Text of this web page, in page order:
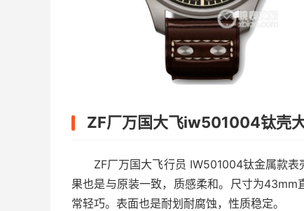
ZF厂万国大飞iw501004钛壳大
ZF厂万国大飞行员 IW501004钛金属款
果也是与原装一致，质感柔和。尺寸为
常轻巧。表面也是耐划耐腐蚀，性质稳定。